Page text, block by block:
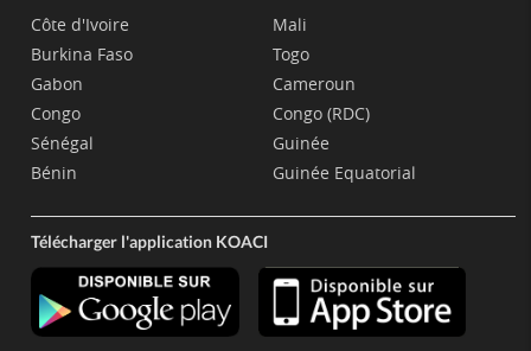
Côte d'Ivoire
Burkina Faso
Gabon
Congo
Sénégal
Bénin
Mali
Togo
Cameroun
Congo (RDC)
Guinée
Guinée Equatorial
Télécharger l'application KOACI